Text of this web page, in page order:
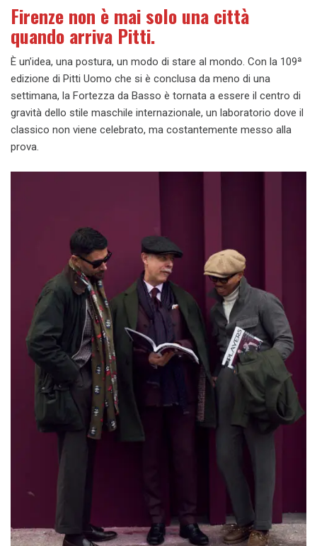
Firenze non è mai solo una città
quando arriva Pitti.
È un’idea, una postura, un modo di stare al mondo. Con la 109ª
edizione di Pitti Uomo che si è conclusa da meno di una
settimana, la Fortezza da Basso è tornata a essere il centro di
gravità dello stile maschile internazionale, un laboratorio dove il
classico non viene celebrato, ma costantemente messo alla
prova.